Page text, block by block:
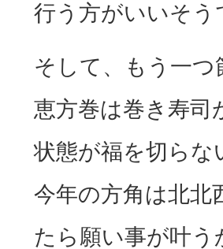
行う方がいいそう
そして、もう一
恵方巻は巻き寿司
状態が福を切ら
今年の方角は北北
たら願い事が叶